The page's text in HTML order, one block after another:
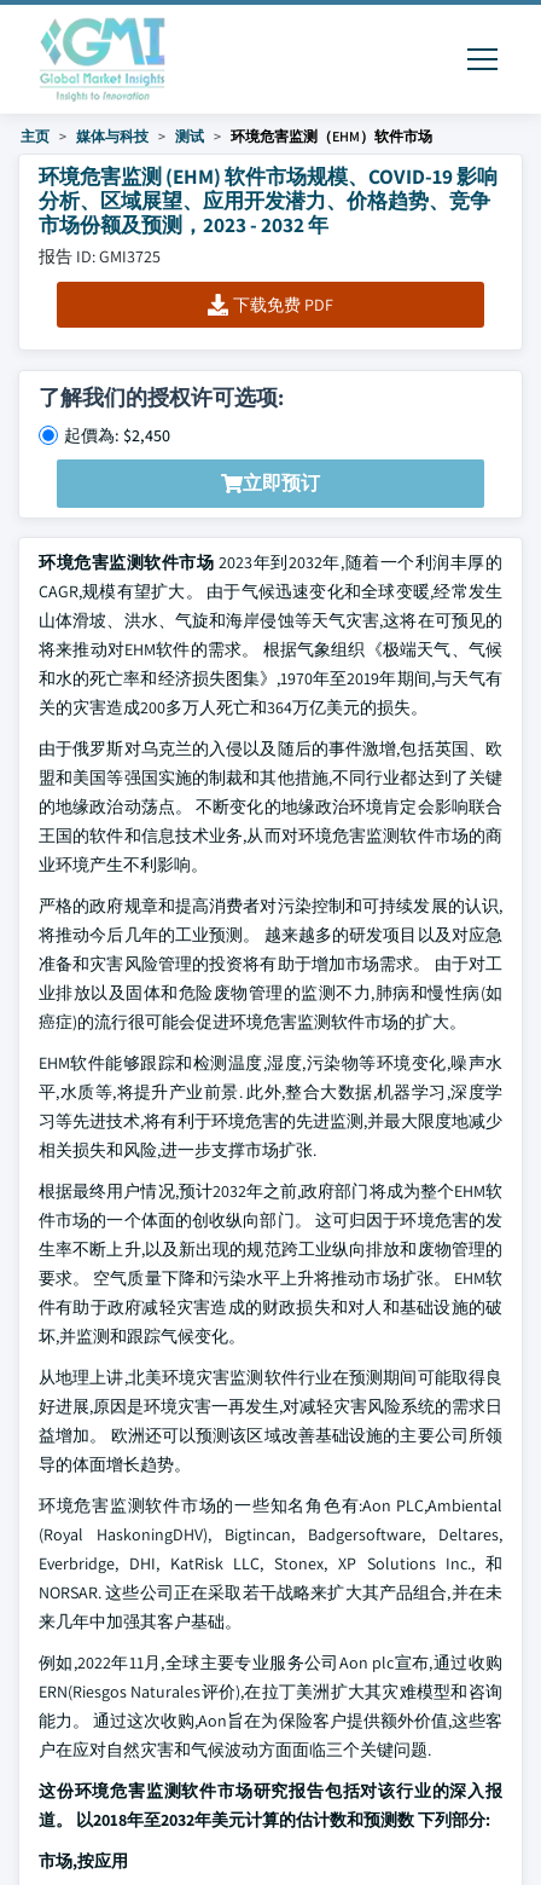
主页 媒体与科技 测试 环境危害监测（EHM）软件市场
环境危害监测 (EHM) 软件市场规模、COVID-19 影响
分析、区域展望、应用开发潜力、价格趋势、竞争
市场份额及预测，2023 - 2032 年
报告 ID: GMI3725
下载免费 PDF
了解我们的授权许可选项:
起價為: $2,450
立即预订
环境危害监测软件市场 2023年到2032年,随着一个利润丰厚的
CAGR,规模有望扩大。 由于气候迅速变化和全球变暖,经常发生
山体滑坡、洪水、气旋和海岸侵蚀等天气灾害,这将在可预见的
将来推动对EHM软件的需求。 根据气象组织《极端天气、气候
和水的死亡率和经济损失图集》,1970年至2019年期间,与天气有
关的灾害造成200多万人死亡和364万亿美元的损失。
由于俄罗斯对乌克兰的入侵以及随后的事件激增,包括英国、欧
盟和美国等强国实施的制裁和其他措施,不同行业都达到了关键
的地缘政治动荡点。 不断变化的地缘政治环境肯定会影响联合
王国的软件和信息技术业务,从而对环境危害监测软件市场的商
业环境产生不利影响。
严格的政府规章和提高消费者对污染控制和可持续发展的认识,
将推动今后几年的工业预测。 越来越多的研发项目以及对应急
准备和灾害风险管理的投资将有助于增加市场需求。 由于对工
业排放以及固体和危险废物管理的监测不力,肺病和慢性病(如
癌症)的流行很可能会促进环境危害监测软件市场的扩大。
EHM软件能够跟踪和检测温度,湿度,污染物等环境变化,噪声水
平,水质等,将提升产业前景. 此外,整合大数据,机器学习,深度学
习等先进技术,将有利于环境危害的先进监测,并最大限度地减少
相关损失和风险,进一步支撑市场扩张.
根据最终用户情况,预计2032年之前,政府部门将成为整个EHM软
件市场的一个体面的创收纵向部门。 这可归因于环境危害的发
生率不断上升,以及新出现的规范跨工业纵向排放和废物管理的
要求。 空气质量下降和污染水平上升将推动市场扩张。 EHM软
件有助于政府减轻灾害造成的财政损失和对人和基础设施的破
坏,并监测和跟踪气候变化。
从地理上讲,北美环境灾害监测软件行业在预测期间可能取得良
好进展,原因是环境灾害一再发生,对减轻灾害风险系统的需求日
益增加。 欧洲还可以预测该区域改善基础设施的主要公司所领
导的体面增长趋势。
环境危害监测软件市场的一些知名角色有:Aon PLC,Ambiental
(Royal HaskoningDHV), Bigtincan, Badgersoftware, Deltares,
Everbridge, DHI, KatRisk LLC, Stonex, XP Solutions Inc., 和
NORSAR. 这些公司正在采取若干战略来扩大其产品组合,并在未
来几年中加强其客户基础。
例如,2022年11月,全球主要专业服务公司Aon plc宣布,通过收购
ERN(Riesgos Naturales评价),在拉丁美洲扩大其灾难模型和咨询
能力。 通过这次收购,Aon旨在为保险客户提供额外价值,这些客
户在应对自然灾害和气候波动方面面临三个关键问题.
这份环境危害监测软件市场研究报告包括对该行业的深入报
道。 以2018年至2032年美元计算的估计数和预测数 下列部分:
市场,按应用